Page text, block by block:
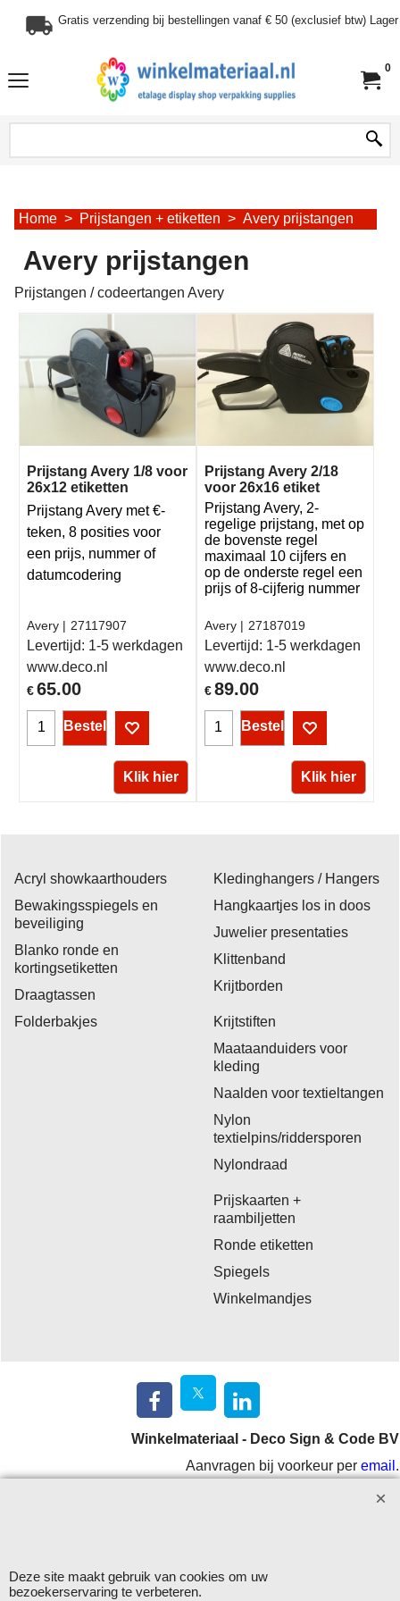
Gratis verzending bij bestellingen vanaf € 50 (exclusief btw)
0
Home > Prijstangen + etiketten > Avery prijstangen
Avery prijstangen
Prijstangen / codeertangen Avery
Prijstang Avery 1/8 voor
26x12 etiketten
Prijstang Avery met €-
teken, 8 posities voor
een prijs, nummer of
datumcodering
€65.00
Avery 27117907
Levertijd: 1-5 werkdagen
www.deco.nl
Bestel
Klik hier
Prijstang Avery 2/18
voor 26x16 etiket
Prijstang Avery, 2-
regelige prijstang, met op
de bovenste regel
maximaal 10 cijfers en
op de onderste regel een
prijs of 8-cijferig nummer
€89.00
Avery 27187019
Levertijd: 1-5 werkdagen
www.deco.nl
Bestel
Klik hier
Acryl showkaarthouders
Bewakingsspiegels en
beveiliging
Blanko ronde en
kortingsetiketten
Draagtassen
Folderbakjes
Kledinghangers / Hangers
Hangkaartjes los in doos
Juwelier presentaties
Klittenband
Krijtborden
Krijtstiften
Maataanduiders voor
kleding
Naalden voor textieltangen
Nylon
textielpins/riddersporen
Nylondraad
Prijskaarten +
raambiljetten
Ronde etiketten
Spiegels
Winkelmandjes
Winkelmateriaal - Deco Sign & Code BV
Aanvragen bij voorkeur per email .
Openingstijden: maandag - vrijdag 9.00-12.00 en 13.00-16.00
Deze site maakt gebruik van cookies om uw
bezoekerservaring te verbeteren.